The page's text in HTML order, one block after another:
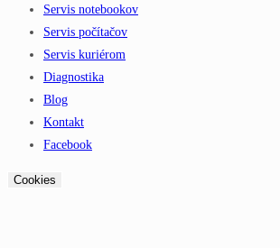
Servis notebookov
Servis počítačov
Servis kuriérom
Diagnostika
Blog
Kontakt
Facebook
Cookies